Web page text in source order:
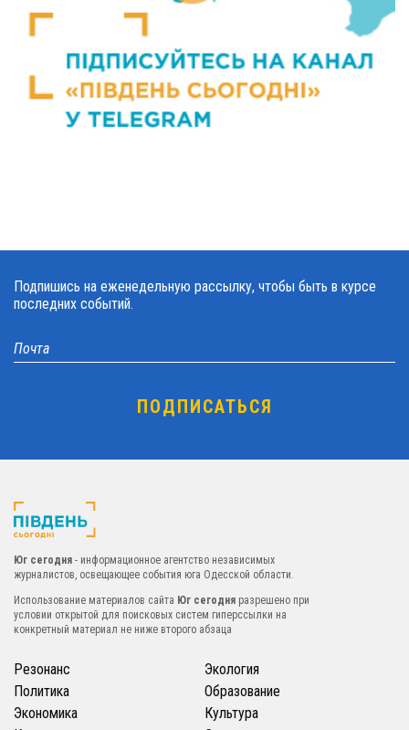
Подпишись на еженедельную рассылку, чтобы быть в курсе
последних событий.
Юг сегодня - информационное агентство независимых
журналистов, освещающее события юга Одесской области.
Использование материалов сайта Юг сегодня разрешено при
условии открытой для поисковых систем гиперссылки на
конкретный материал не ниже второго абзаца
Резонанс
Политика
Экономика
Экология
Образование
Культура